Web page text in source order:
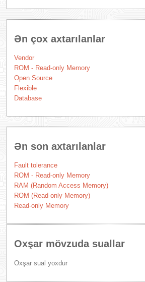
Ən çox axtarılanlar
Vendor
ROM - Read-only Memory
Open Source
Flexible
Database
Ən son axtarılanlar
Fault tolerance
ROM - Read-only Memory
RAM (Random Access Memory)
ROM (Read-only Memory)
Read-only Memory
Oxşar mövzuda suallar
Oxşar sual yoxdur